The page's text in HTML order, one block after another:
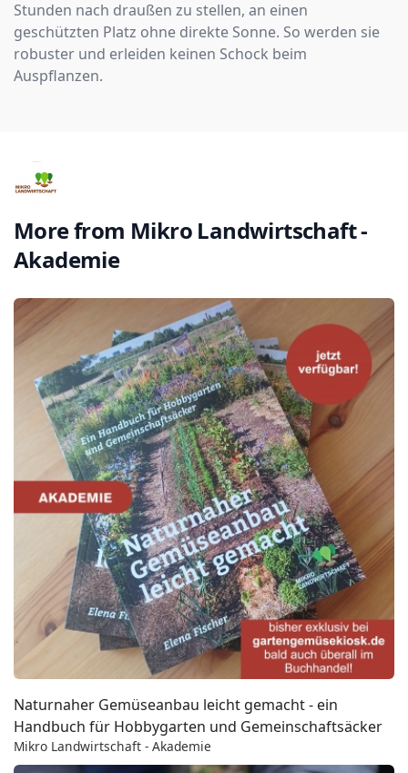
Stunden nach draußen zu stellen, an einen
geschützten Platz ohne direkte Sonne. So werden sie
robuster und erleiden keinen Schock beim
Auspflanzen.
More from Mikro Landwirtschaft -
Akademie
Naturnaher Gemüseanbau leicht gemacht - ein
Handbuch für Hobbygarten und Gemeinschaftsäcker
Mikro Landwirtschaft - Akademie